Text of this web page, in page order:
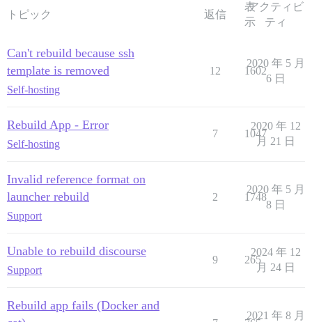
トピック 返信
表
示
アクティビ
ティ
Can't rebuild because ssh
template is removed
Self-hosting
12 1602
2020 年 5 月
6 日
Rebuild App - Error
Self-hosting
7 1047
2020 年 12
月 21 日
Invalid reference format on
launcher rebuild
Support
2 1748
2020 年 5 月
8 日
Unable to rebuild discourse
Support
9 265
2024 年 12
月 24 日
Rebuild app fails (Docker and
2021 年 8 月